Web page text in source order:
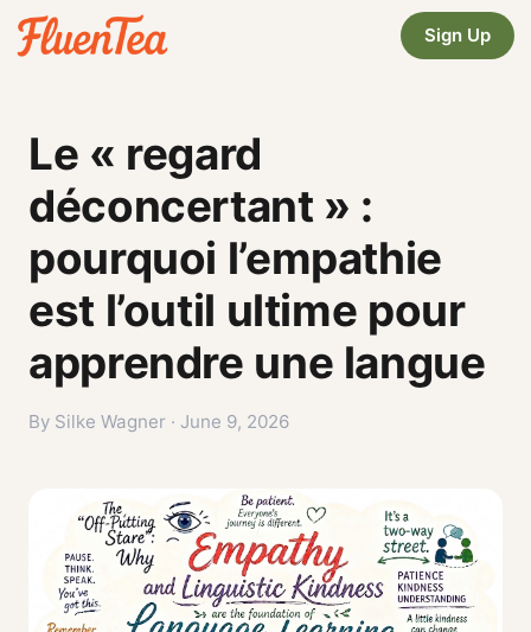
Sign Up
Le « regard
déconcertant » :
pourquoi l’empathie
est l’outil ultime pour
apprendre une langue
By Silke Wagner · June 9, 2026